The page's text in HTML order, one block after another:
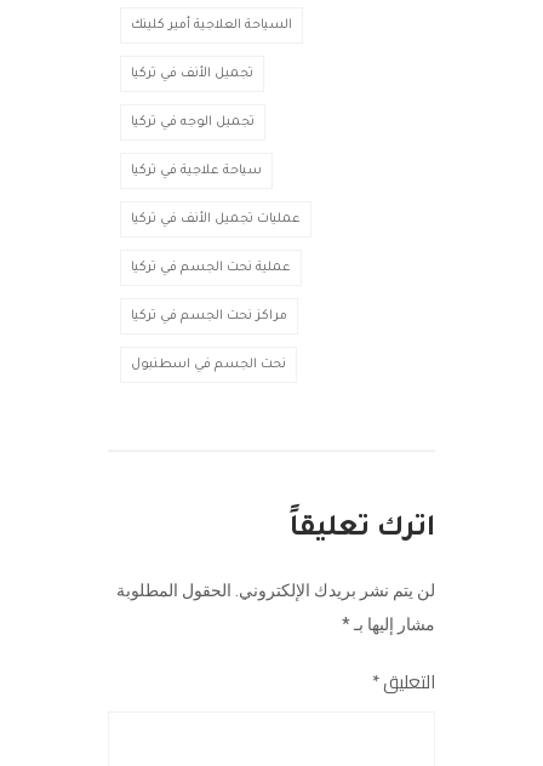
السياحة العلاجية أمير كلينك
تجميل الأنف في تركيا
تجميل الوجه في تركيا
سياحة علاجية في تركيا
عمليات تجميل الأنف في تركيا
عملية نحت الجسم في تركيا
مراكز نحت الجسم في تركيا
نحت الجسم في اسطنبول
اترك تعليقاً
لن يتم نشر بريدك الإلكتروني. الحقول المطلوبة
مشار إليها بـ*
التعليق*